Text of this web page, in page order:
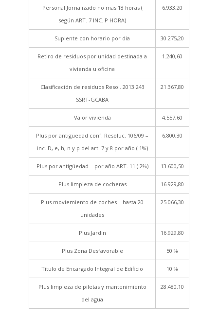
Personal Jornalizado no mas 18 horas (
según ART. 7 INC. P HORA)
6.933,20
Suplente con horario por dia 30.275,20
Retiro de residuos por unidad destinada a
vivienda u oficina
1.240,60
Clasificación de residuos Resol. 2013 243
SSRT-GCABA
21.367,80
Valor vivienda 4.557,60
Plus por antigüedad conf. Resoluc. 106/09 –
inc. D, e, h, n y p del art. 7 y 8 por año ( 1%)
6.800,30
Plus por antigüedad – por año ART. 11 ( 2%) 13.600,50
Plus limpieza de cocheras 16.929,80
Plus moviemiento de coches – hasta 20
unidades
25.066,30
Plus Jardin 16.929,80
Plus Zona Desfavorable 50 %
Titulo de Encargado Integral de Edificio 10 %
Plus limpieza de piletas y mantenimiento
del agua
28.480,10